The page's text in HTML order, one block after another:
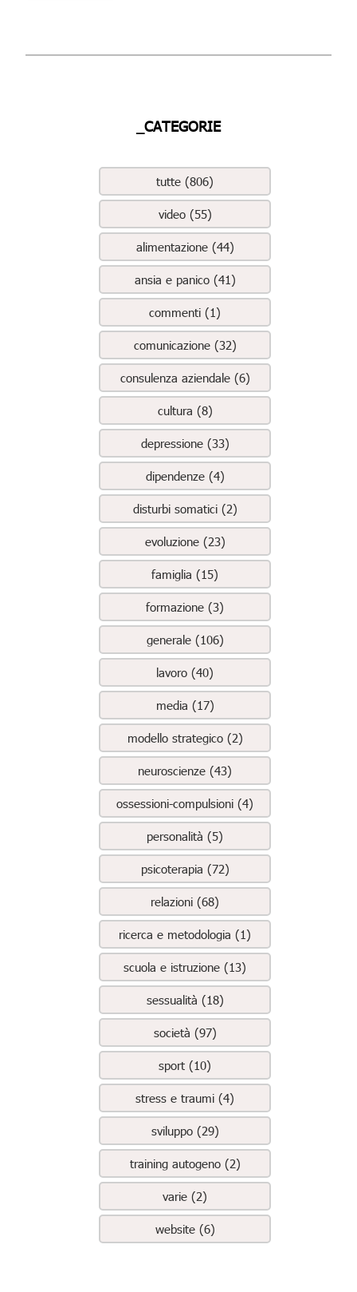
_CATEGORIE
tutte (806)
video (55)
alimentazione (44)
ansia e panico (41)
commenti (1)
comunicazione (32)
consulenza aziendale (6)
cultura (8)
depressione (33)
dipendenze (4)
disturbi somatici (2)
evoluzione (23)
famiglia (15)
formazione (3)
generale (106)
lavoro (40)
media (17)
modello strategico (2)
neuroscienze (43)
ossessioni-compulsioni (4)
personalità (5)
psicoterapia (72)
relazioni (68)
ricerca e metodologia (1)
scuola e istruzione (13)
sessualità (18)
società (97)
sport (10)
stress e traumi (4)
sviluppo (29)
training autogeno (2)
varie (2)
website (6)